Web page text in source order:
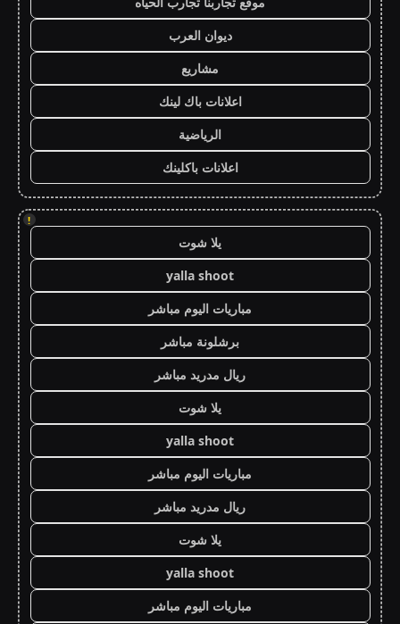
ديوان العرب
مشاريع
اعلانات باك لينك
الرياضية
اعلانات باكلينك
!
يلا شوت
yalla shoot
مباريات اليوم مباشر
برشلونة مباشر
ريال مدريد مباشر
يلا شوت
yalla shoot
مباريات اليوم مباشر
ريال مدريد مباشر
يلا شوت
yalla shoot
مباريات اليوم مباشر